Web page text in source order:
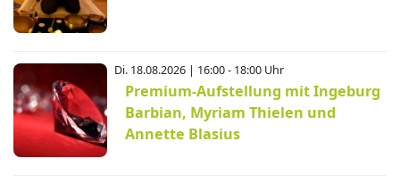
Di. 18.08.2026 | 16:00 - 18:00 Uhr
Premium-Aufstellung mit Ingeburg
Barbian, Myriam Thielen und
Annette Blasius